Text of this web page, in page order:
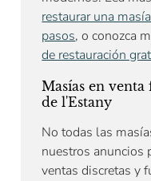
restaurar una
pasos, o conozca
de restauración
Masías en
de l'Estany
No todas las
nuestros anuncios
ventas discretas y